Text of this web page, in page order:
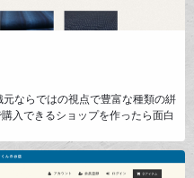
ならではの視点で豊富な種類の絣
入できるショップを作ったら面白
品構成で自社製造のオリジナルの